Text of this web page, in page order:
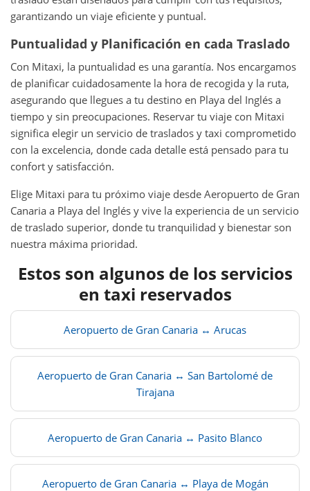
garantizando un viaje eficiente y puntual.
Puntualidad y Planificación en cada Traslado
Con Mitaxi, la puntualidad es una garantía. Nos encargamos
de planificar cuidadosamente la hora de recogida y la ruta,
asegurando que llegues a tu destino en Playa del Inglés a
tiempo y sin preocupaciones. Reservar tu viaje con Mitaxi
significa elegir un servicio de traslados y taxi comprometido
con la excelencia, donde cada detalle está pensado para tu
confort y satisfacción.
Elige Mitaxi para tu próximo viaje desde Aeropuerto de Gran
Canaria a Playa del Inglés y vive la experiencia de un servicio
de traslado superior, donde tu tranquilidad y bienestar son
nuestra máxima prioridad.
Estos son algunos de los servicios
en taxi reservados
Aeropuerto de Gran Canaria ↔ Arucas
Aeropuerto de Gran Canaria ↔ San Bartolomé de
Tirajana
Aeropuerto de Gran Canaria ↔ Pasito Blanco
Aeropuerto de Gran Canaria ↔ Playa de Mogán